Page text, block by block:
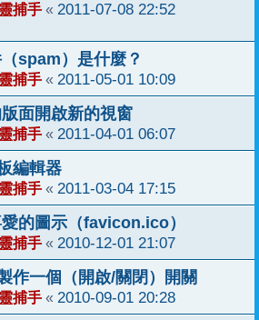
捕手 « 2011-07-08 22:52
spam）是什麼？
捕手 « 2011-05-01 10:09
面開啟新的視窗
捕手 « 2011-04-01 06:07
編輯器
捕手 « 2011-03-04 17:15
的圖示（favicon.ico）
捕手 « 2010-12-01 21:07
作一個（開啟/關閉）開關
捕手 « 2010-09-01 20:28